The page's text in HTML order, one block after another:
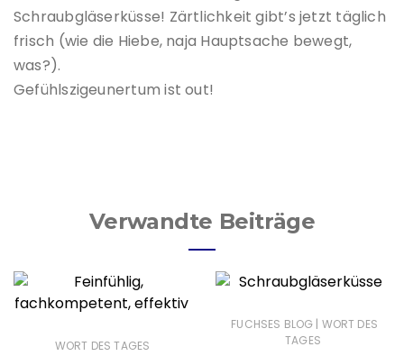
Schraubgläserküsse! Zärtlichkeit gibt’s jetzt täglich
frisch (wie die Hiebe, naja Hauptsache bewegt,
was?).
Gefühlszigeunertum ist out!
Verwandte Beiträge
WORT DES TAGES
FUCHSES BLOG | WORT DES
TAGES